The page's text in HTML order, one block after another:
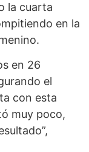
la cuarta
en la
en 26
el
con esta
muy poco,